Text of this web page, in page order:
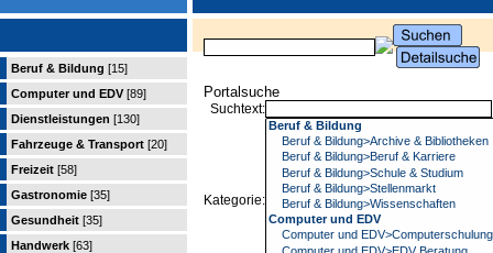
Beruf & Bildung [15]
Computer und EDV [89]
Dienstleistungen [130]
Fahrzeuge & Transport [20]
Freizeit [58]
Gastronomie [35]
Gesundheit [35]
Handwerk [63]
Portalsuche
Suchtext:
Kategorie: